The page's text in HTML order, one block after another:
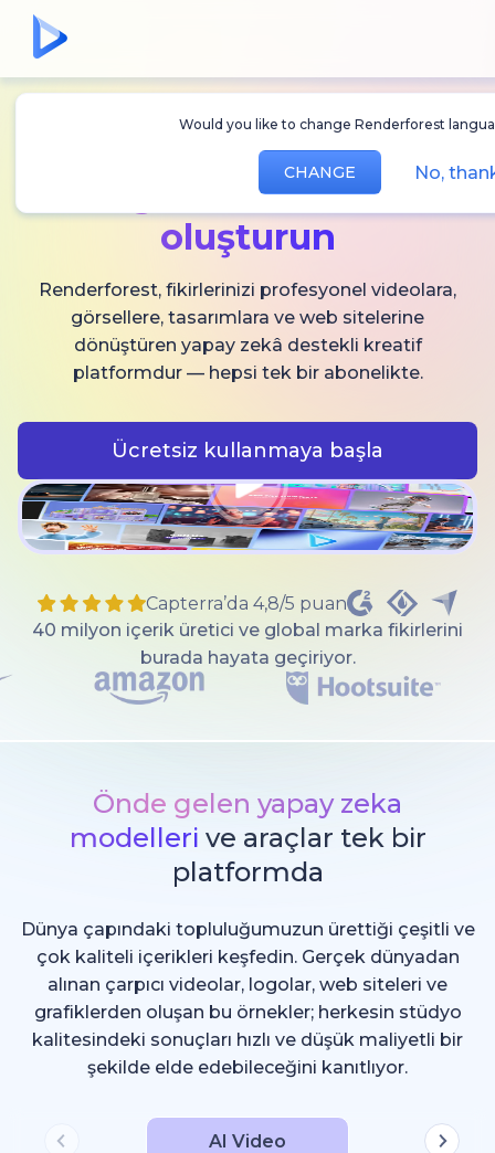
Would you like to change Renderforest
CHANGE No,
AI video,
görsel ve ses
oluşturun
Renderforest, fikirlerinizi profesyonel videolara,
görsellere, tasarımlara ve web sitelerine
dönüştüren yapay zekâ destekli kreatif
platformdur — hepsi tek bir abonelikte.
Ücretsiz kullanmaya başla
Capterra’da 4,8/5 puan
40 milyon içerik üretici ve global marka fikirlerini
burada hayata geçiriyor.
Önde gelen yapay zeka
modelleri ve araçlar tek bir
platformda
Dünya çapındaki topluluğumuzun ürettiği çeşitli ve
çok kaliteli içerikleri keşfedin. Gerçek dünyadan
alınan çarpıcı videolar, logolar, web siteleri ve
grafiklerden oluşan bu örnekler; herkesin stüdyo
kalitesindeki sonuçları hızlı ve düşük maliyetli bir
şekilde elde edebileceğini kanıtlıyor.
AI Video